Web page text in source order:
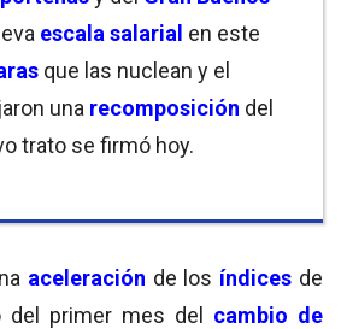
escala salarial en este
que las nuclean y el
una recomposición del
trato se firmó hoy.
aceleración de los índices de
del primer mes del cambio de